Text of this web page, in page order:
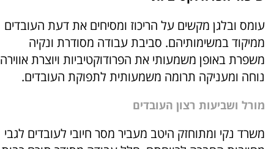
עומס ובלגן מקשים על הריכוז ומסיחים את דעת העובדים
ממיקוד במשימותיהם. סביבת עבודה מסודרת ונקיה
משפרת באופן משמעותי את הפרודוקטיביות ויוצרת אווירה
נוחה ומעניקה תרומה משמעותית לתפוקת העובדים.
מורל ושביעות רצון העובדים
משרד נקי ומתוחזק היטב מעביר מסר חיובי לעובדים לגבי